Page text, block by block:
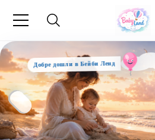
Добре дошли в Бейби Ленд